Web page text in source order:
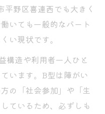
平野区喜連西でも大きく
いても一般的なパート
い現状です。
構造や利用者一人ひと
います。B型は障がい
の「社会参加」や「生
ているため、必ずしも